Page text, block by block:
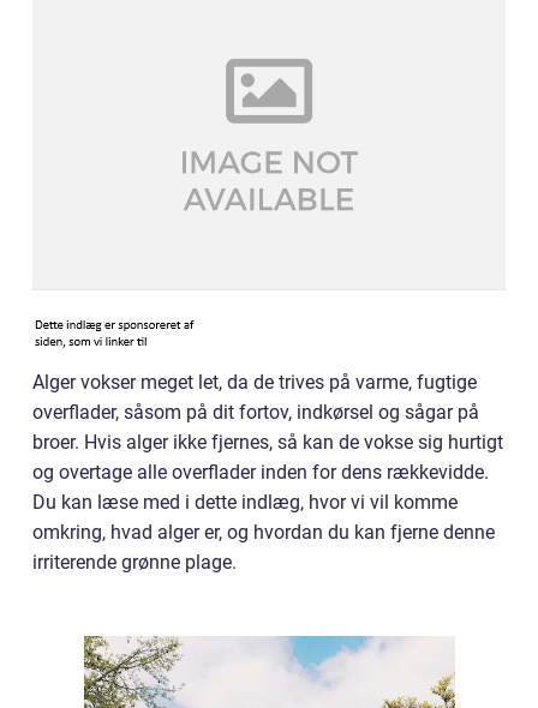
Alger vokser meget let, da de trives på varme, fugtige
overflader, såsom på dit fortov, indkørsel og sågar på
broer. Hvis alger ikke fjernes, så kan de vokse sig hurtigt
og overtage alle overflader inden for dens rækkevidde.
Du kan læse med i dette indlæg, hvor vi vil komme
omkring, hvad alger er, og hvordan du kan fjerne denne
irriterende grønne plage.